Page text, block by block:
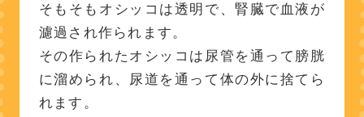
そもそもオシッコは透明で、腎臓で血液が
濾過され作られます。
その作られたオシッコは尿管を通って膀胱
に溜められ、尿道を通って体の外に捨てら
れます。